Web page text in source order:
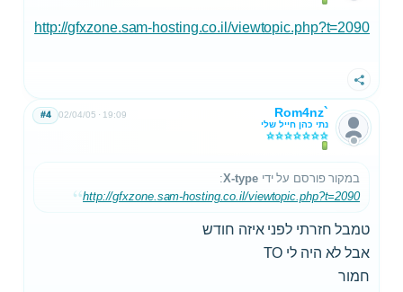
http://gfxzone.sam-hosting.co.il/viewtopic.php?t=2090
שתף
Rom4nz`
נתי כהן חייל שלי
02/04/05 19:09
#4
במקור פורסם על ידיX-type
:
http://gfxzone.sam-hosting.co.il/viewtopic.php?t=2090
טמבל חזרתי לפני איזה חודש
אבל לא היה לי TO
חמור